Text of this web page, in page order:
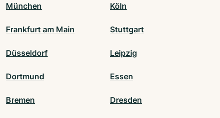
München Köln
Frankfurt am Main Stuttgart
Düsseldorf Leipzig
Dortmund Essen
Bremen Dresden